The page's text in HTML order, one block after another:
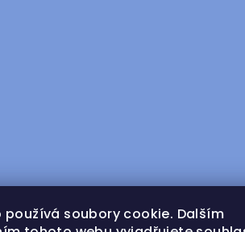
používá soubory cookie. Dalším